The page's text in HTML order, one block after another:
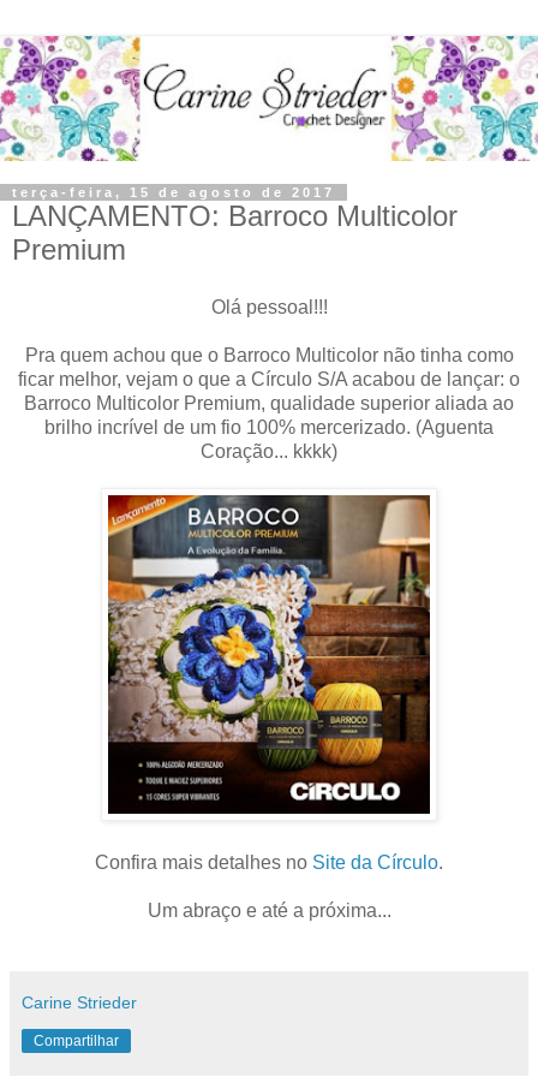
terça-feira, 15 de agosto de 2017
LANÇAMENTO: Barroco Multicolor
Premium
Olá pessoal!!!
Pra quem achou que o Barroco Multicolor não tinha como
ficar melhor, vejam o que a Círculo S/A acabou de lançar: o
Barroco Multicolor Premium, qualidade superior aliada ao
brilho incrível de um fio 100% mercerizado. (Aguenta
Coração... kkkk)
Confira mais detalhes no Site da Círculo.
Um abraço e até a próxima...
Carine Strieder
Compartilhar